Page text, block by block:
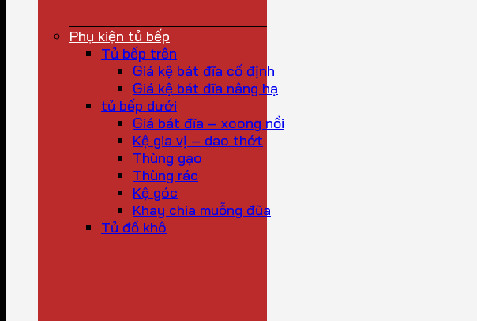
Phụ kiện tủ bếp
Tủ bếp trên
Giá kệ bát đĩa cố định
Giá kệ bát đĩa nâng hạ
tủ bếp dưới
Giá bát đĩa – xoong nồi
Kệ gia vị – dao thớt
Thùng gạo
Thùng rác
Kệ góc
Khay chia muỗng đũa
Tủ đồ khô